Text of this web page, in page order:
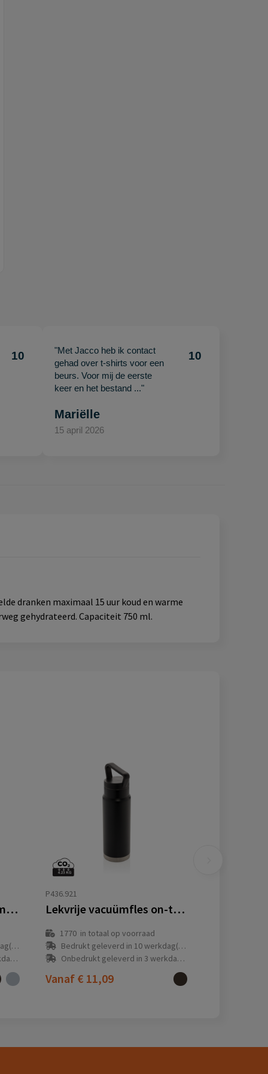
10
"Met Jacco heb ik contact
gehad over t-shirts voor een
beurs. Voor mij de eerste
keer en het bestand ..."
10
Mariëlle
15 april 2026
dranken maximaal 15 uur koud en warme
gehydrateerd. Capaciteit 750 ml.
VINGA Tono RCS vacuümfles met 2 bekers 750 ML
P436.921
Lekvrije vacuümfles on-the-go met handvat
1770 in totaal op voorraad
Bedrukt geleverd in 10 werkdag(en)
Onbedrukt geleverd in 3 werkdag(en)
Vanaf € 11,09